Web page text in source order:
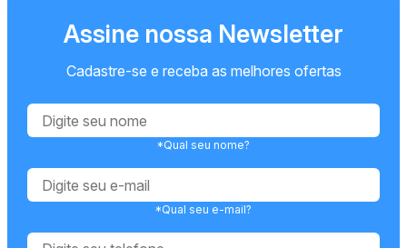
Assine nossa Newsletter
Cadastre-se e receba as melhores ofertas
*Qual seu nome?
*Qual seu e-mail?